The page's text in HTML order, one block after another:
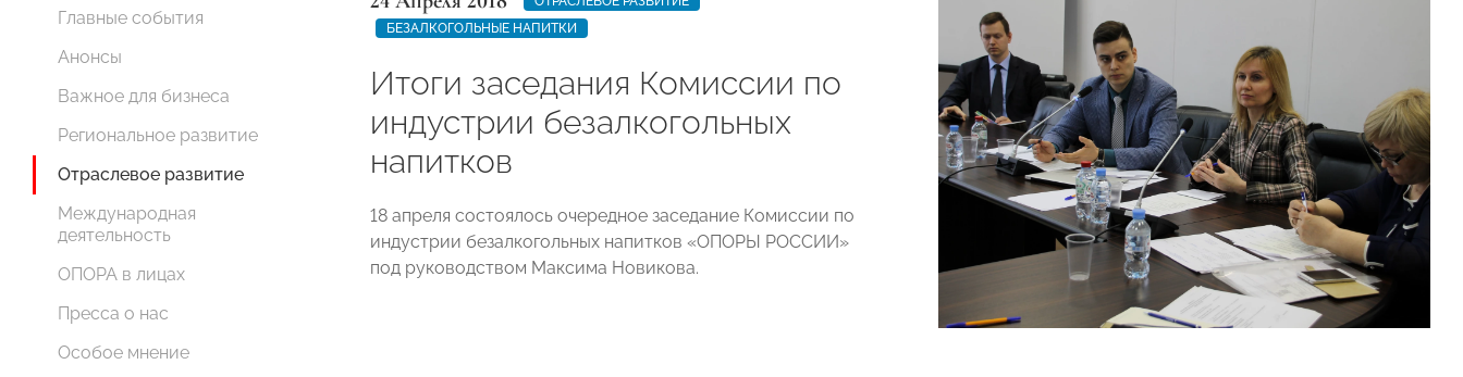
Главные события
Анонсы
Важное для бизнеса
Региональное развитие
Отраслевое развитие
Международная
деятельность
ОПОРА в лицах
Пресса о нас
Особое мнение
БЕЗАЛКОГОЛЬНЫЕ НАПИТКИ
Итоги заседания Комиссии по
индустрии безалкогольных
напитков
18 апреля состоялось очередное заседание Комиссии по
индустрии безалкогольных напитков «ОПОРЫ РОССИИ»
под руководством Максима Новикова.